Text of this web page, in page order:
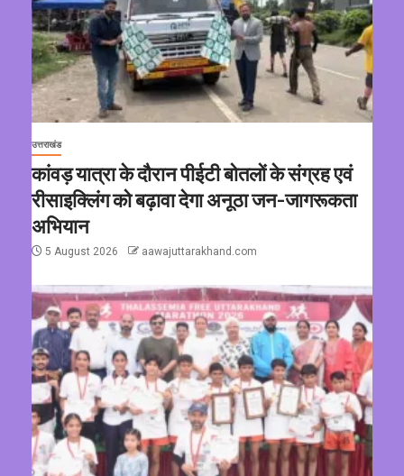
उत्तराखंड
कांवड़ यात्रा के दौरान पीईटी बोतलों के संग्रह एवं
रीसाइक्लिंग को बढ़ावा देगा अनूठा जन-जागरूकता
अभियान
5 August 2026 aawajuttarakhand.com